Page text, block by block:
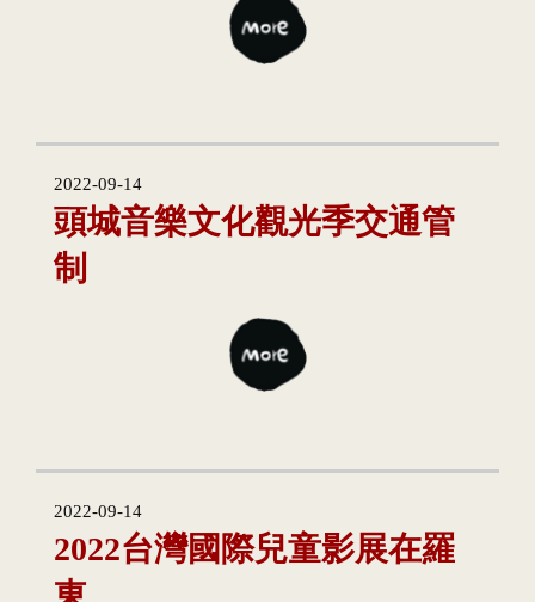
2022-09-14
頭城音樂文化觀光季交通管
制
2022-09-14
2022台灣國際兒童影展在羅